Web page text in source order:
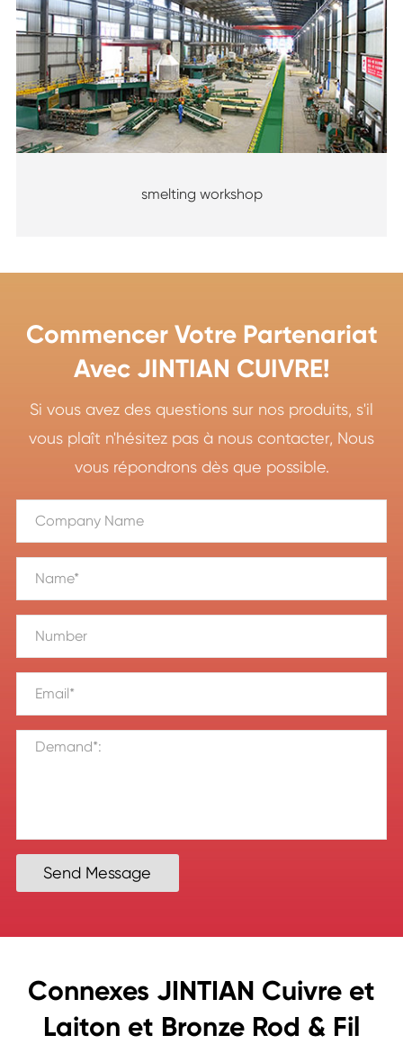
smelting workshop
Commencer Votre Partenariat
Avec JINTIAN CUIVRE!
Si vous avez des questions sur nos produits, s'il
vous plaît n'hésitez pas à nous contacter, Nous
vous répondrons dès que possible.
Send Message
Connexes JINTIAN Cuivre et
Laiton et Bronze Rod & Fil